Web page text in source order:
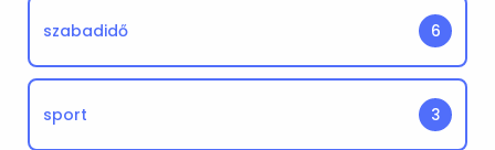
szabadidő 6
sport 3